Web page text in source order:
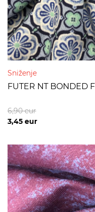
Sniženje
FUTER NT BONDED
3,45 eur
6,90eur